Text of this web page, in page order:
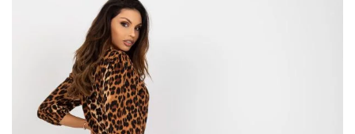
W naszym zestawieniu nie można pominąć modnego kobaltu.
Intensywnie niebieski odcień doskonale sprawdza się w
stylizacjach na wesele. Numerem jeden jest dla nas
rozkloszowana sukienka na wesele
wykończeniem off shoulder ukazującym ramiona. Doskonale
prezentuje się model na jedno ramię …